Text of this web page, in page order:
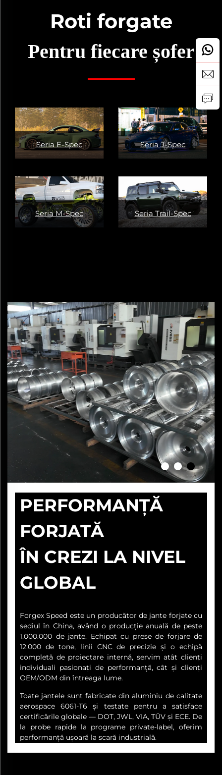
Roti forgate
Pentru fiecare șofer
Seria E-Spec Seria J-Spec
Seria M-Spec Seria Trail-Spec
PERFORMANȚĂ
FORJATĂ
ÎN CREZI LA NIVEL
GLOBAL
Forgex Speed este un producător de jante forjate cu
sediul în China, având o producție anuală de peste
1.000.000 de jante. Echipat cu prese de forjare de
12.000 de tone, linii CNC de precizie și o echipă
completă de proiectare internă, servim atât clienți
individuali pasionați de performanță, cât și clienți
OEM/ODM din întreaga lume.
Toate jantele sunt fabricate din aluminiu de calitate
aerospace 6061-T6 și testate pentru a satisface
certificările globale — DOT, JWL, VIA, TÜV și ECE. De
la probe rapide la programe private-label, oferim
performanță ușoară la scară industrială.